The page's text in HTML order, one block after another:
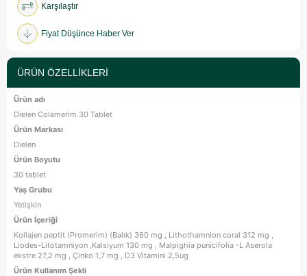
Karşılaştır
Fiyat Düşünce Haber Ver
ÜRÜN ÖZELLIKLERI
Ürün adı
Dielen Colamerim 30 Tablet
Ürün Markası
Dielen
Ürün Boyutu
30 tablet
Yaş Grubu
Yetişkin
Ürün İçeriği
Kollajen peptit (Promerim) (Balık) 360 mg , Lithothamnion coral 312 mg ,
Liodes-Litotamniyon ,Kalsiyum 130 mg , Malpighia punicifolia -L Aserola
ekstre 27,2 mg , Çinko 1,7 mg , D3 Vitamini 2,5ug
Ürün Kullanım Şekli